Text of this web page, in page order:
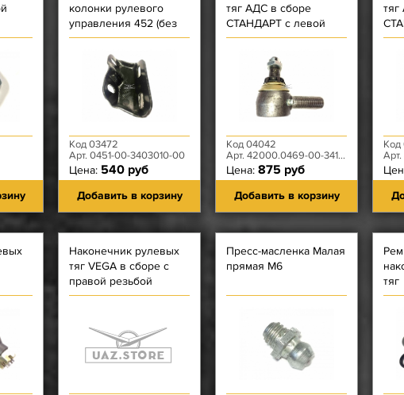
колонки рулевого
управления 452 (без
стремянки)
Код 03472
Арт. 0451-00-3403010-00
Цена: 540 руб
Добавить в корзину
тяг АДС в сборе
СТАНДАРТ с левой
резьбой
Код 04042
Арт. 42000.0469-00-3414057-01
Цена: 875 руб
Добавить в корзину
Код
Арт.
Наконечник рулевых
тяг VEGA в сборе с
правой резьбой
Пресс-масленка Малая
прямая М6
тяг